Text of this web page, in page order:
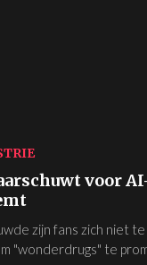
voor
zijn fans zich niet
"wonderdrugs" te